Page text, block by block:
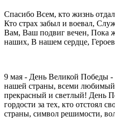
Спасибо Всем, кто жизнь
Кто страх забыл и воевал,
Вам, Ваш подвиг вечен, Пока
наших, В нашем сердце,
9 мая - День Великой Победы -
нашей страны, всеми
прекрасный и светлый! День
гордости за тех, кто отстоял
страны, символ решимости,